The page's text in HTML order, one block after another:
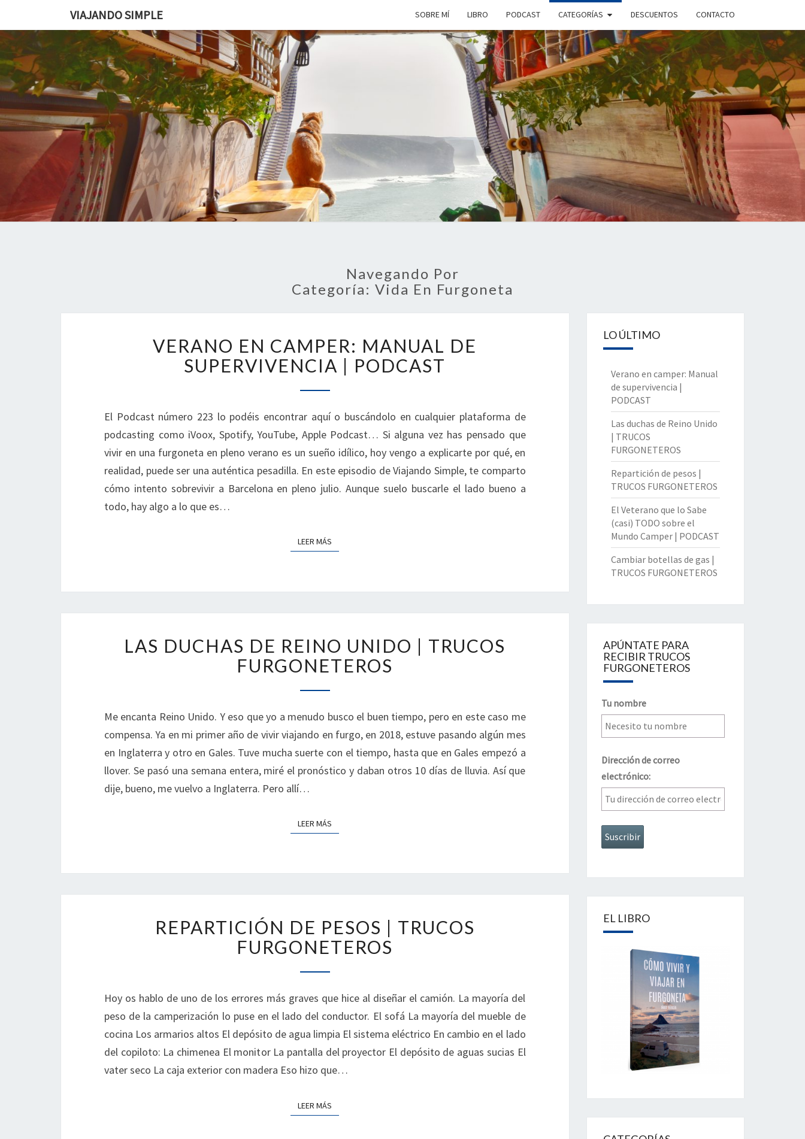
VIAJANDO SIMPLE SOBRE MÍ LIBRO PODCAST CATEGORÍAS DESCUENTOS CONTACTO
VIAJANDO
SIMPLE
Viviendo
En Un
Camión
Camper
Por
Navegando Por
Categoría: Vida En Furgoneta
EN
CAMPER:
MANUAL
DE
|
PODCAST
VERANO EN CAMPER: MANUAL DE
SUPERVIVENCIA | PODCAST
El Podcast número 223 lo podéis encontrar aquí o buscándolo en cualquier plataforma de
podcasting como iVoox, Spotify, YouTube, Apple Podcast… Si alguna vez has pensado que
vivir en una furgoneta en pleno verano es un sueño idílico, hoy vengo a explicarte por qué, en
realidad, puede ser una auténtica pesadilla. En este episodio de Viajando Simple, te comparto
cómo intento sobrevivir a Barcelona en pleno julio. Aunque suelo buscarle el lado bueno a
todo, hay algo a lo que es…
LEER MÁS
DUCHAS
DE
REINO
UNIDO
TRUCOS
FURGONETEROS
LAS DUCHAS DE REINO UNIDO | TRUCOS
FURGONETEROS
Me encanta Reino Unido. Y eso que yo a menudo busco el buen tiempo, pero en este caso me
compensa. Ya en mi primer año de vivir viajando en furgo, en 2018, estuve pasando algún mes
en Inglaterra y otro en Gales. Tuve mucha suerte con el tiempo, hasta que en Gales empezó a
llover. Se pasó una semana entera, miré el pronóstico y daban otros 10 días de lluvia. Así que
dije, bueno, me vuelvo a Inglaterra. Pero allí…
LEER MÁS
DE
PESOS
|
TRUCOS
REPARTICIÓN DE PESOS | TRUCOS
FURGONETEROS
Hoy os hablo de uno de los errores más graves que hice al diseñar el camión. La mayoría del
peso de la camperización lo puse en el lado del conductor. El sofá La mayoría del mueble de
cocina Los armarios altos El depósito de agua limpia El sistema eléctrico En cambio en el lado
del copiloto: La chimenea El monitor La pantalla del proyector El depósito de aguas sucias El
vater seco La caja exterior con madera Eso hizo que…
LEER MÁS
LO ÚLTIMO
Verano en camper: Manual
de supervivencia |
PODCAST
Las duchas de Reino Unido
| TRUCOS
FURGONETEROS
Repartición de pesos |
TRUCOS FURGONETEROS
El Veterano que lo Sabe
(casi) TODO sobre el
Mundo Camper | PODCAST
Cambiar botellas de gas |
TRUCOS FURGONETEROS
APÚNTATE PARA
RECIBIR TRUCOS
FURGONETEROS
Tu nombre
Dirección de correo
electrónico:
EL LIBRO